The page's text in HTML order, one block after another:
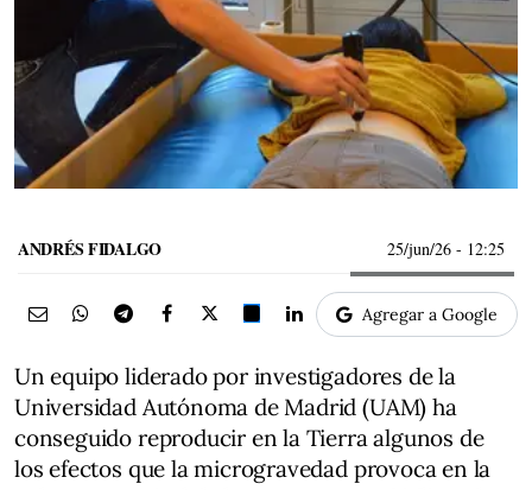
ANDRÉS FIDALGO 25/jun/26 - 12:25
Agregar a Google
Un equipo liderado por investigadores de la
Universidad Autónoma de Madrid (UAM) ha
conseguido reproducir en la Tierra algunos de
los efectos que la microgravedad provoca en la